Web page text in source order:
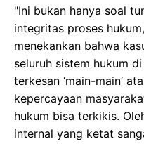
"Ini bukan hanya soal
integritas proses
menekankan bahwa
seluruh sistem hukum
terkesan ‘main-main’
kepercayaan
hukum bisa terkikis.
internal yang ketat